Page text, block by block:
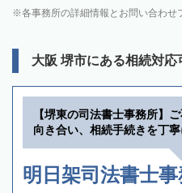
各事務所の詳細情報とお問い合わ
大阪 堺市にある相続対
【堺東の司法書士事務所】
向き合い、相続手続きを丁
明日架司法書士